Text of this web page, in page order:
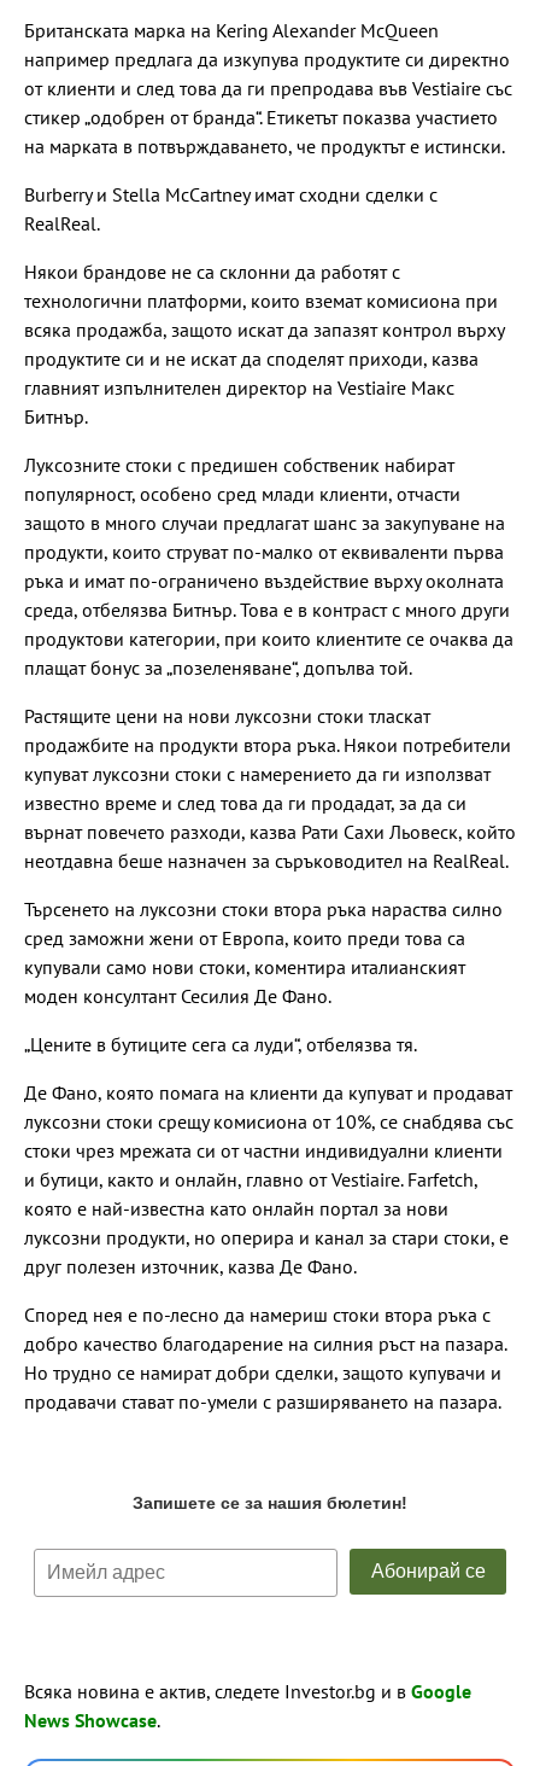
Британската марка на Kering Alexander McQueen
например предлага да изкупува продуктите си директно
от клиенти и след това да ги препродава във Vestiaire със
стикер „одобрен от бранда“. Етикетът показва участието
на марката в потвърждаването, че продуктът е истински.
Burberry и Stella McCartney имат сходни сделки с
RealReal.
Някои брандове не са склонни да работят с
технологични платформи, които вземат комисиона при
всяка продажба, защото искат да запазят контрол върху
продуктите си и не искат да споделят приходи, казва
главният изпълнителен директор на Vestiaire Макс
Битнър.
Луксозните стоки с предишен собственик набират
популярност, особено сред млади клиенти, отчасти
защото в много случаи предлагат шанс за закупуване на
продукти, които струват по-малко от еквиваленти първа
ръка и имат по-ограничено въздействие върху околната
среда, отбелязва Битнър. Това е в контраст с много други
продуктови категории, при които клиентите се очаква да
плащат бонус за „позеленяване“, допълва той.
Растящите цени на нови луксозни стоки тласкат
продажбите на продукти втора ръка. Някои потребители
купуват луксозни стоки с намерението да ги използват
известно време и след това да ги продадат, за да си
върнат повечето разходи, казва Рати Сахи Льовеск, който
неотдавна беше назначен за съръководител на RealReal.
Търсенето на луксозни стоки втора ръка нараства силно
сред заможни жени от Европа, които преди това са
купували само нови стоки, коментира италианският
моден консултант Сесилия Де Фано.
„Цените в бутиците сега са луди“, отбелязва тя.
Де Фано, която помага на клиенти да купуват и продават
луксозни стоки срещу комисиона от 10%, се снабдява със
стоки чрез мрежата си от частни индивидуални клиенти
и бутици, както и онлайн, главно от Vestiaire. Farfetch,
която е най-известна като онлайн портал за нови
луксозни продукти, но оперира и канал за стари стоки, е
друг полезен източник, казва Де Фано.
Според нея е по-лесно да намериш стоки втора ръка с
добро качество благодарение на силния ръст на пазара.
Но трудно се намират добри сделки, защото купувачи и
продавачи стават по-умели с разширяването на пазара.
Всяка новина е актив, следете Investor.bg и в Google
News Showcase.